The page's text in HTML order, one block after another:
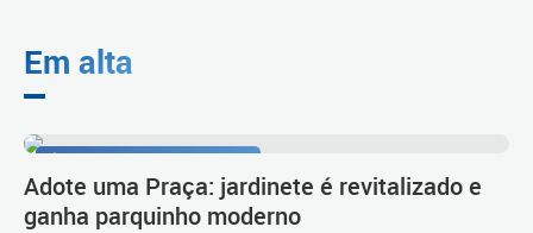
Em alta
Adote uma Praça: jardinete é revitalizado e
ganha parquinho moderno